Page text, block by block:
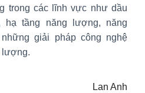
trong các lĩnh vực như dầu
hạ tầng năng lượng, năng
giải pháp công nghệ
lượng.
Lan Anh